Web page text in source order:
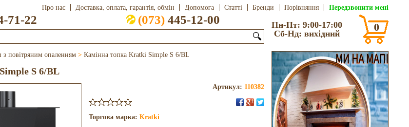
Про нас Доставка, оплата, гарантія, обмін Допомога Статті Бренди Порівняння Передзвонити мені
71-22 (073) 445-12-00
🔍
Пн-Пт: 9:00-17:00
Сб-Нд: вихідний
0
з повітряним опаленням > Камінна топка Kratki Simple S 6/BL
S 6/BL
Артикул: 110382
Торгова марка: Kratki